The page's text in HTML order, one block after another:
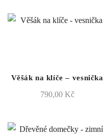
Věšák na klíče – vesnička
790,00 Kč